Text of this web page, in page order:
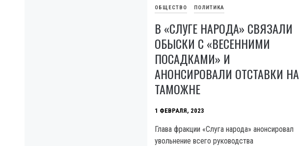
ОБЩЕСТВО ПОЛИТИКА
В «СЛУГЕ НАРОДА» СВЯЗАЛИ
ОБЫСКИ С «ВЕСЕННИМИ
ПОСАДКАМИ» И
АНОНСИРОВАЛИ ОТСТАВКИ НА
ТАМОЖНЕ
1 ФЕВРАЛЯ, 2023
Глава фракции «Слуга народа» анонсировал
увольнение всего руководства